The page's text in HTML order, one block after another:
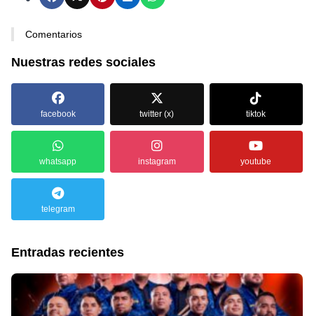
Comentarios
Nuestras redes sociales
facebook twitter (x) tiktok
whatsapp instagram youtube
telegram
Entradas recientes